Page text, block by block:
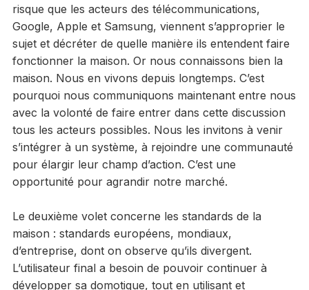
risque que les acteurs des télécommunications,
Google, Apple et Samsung, viennent s’approprier le
sujet et décréter de quelle manière ils entendent faire
fonctionner la maison. Or nous connaissons bien la
maison. Nous en vivons depuis longtemps. C’est
pourquoi nous communiquons maintenant entre nous
avec la volonté de faire entrer dans cette discussion
tous les acteurs possibles. Nous les invitons à venir
s’intégrer à un système, à rejoindre une communauté
pour élargir leur champ d’action. C’est une
opportunité pour agrandir notre marché.
Le deuxième volet concerne les standards de la
maison : standards européens, mondiaux,
d’entreprise, dont on observe qu’ils divergent.
L’utilisateur final a besoin de pouvoir continuer à
développer sa domotique, tout en utilisant et